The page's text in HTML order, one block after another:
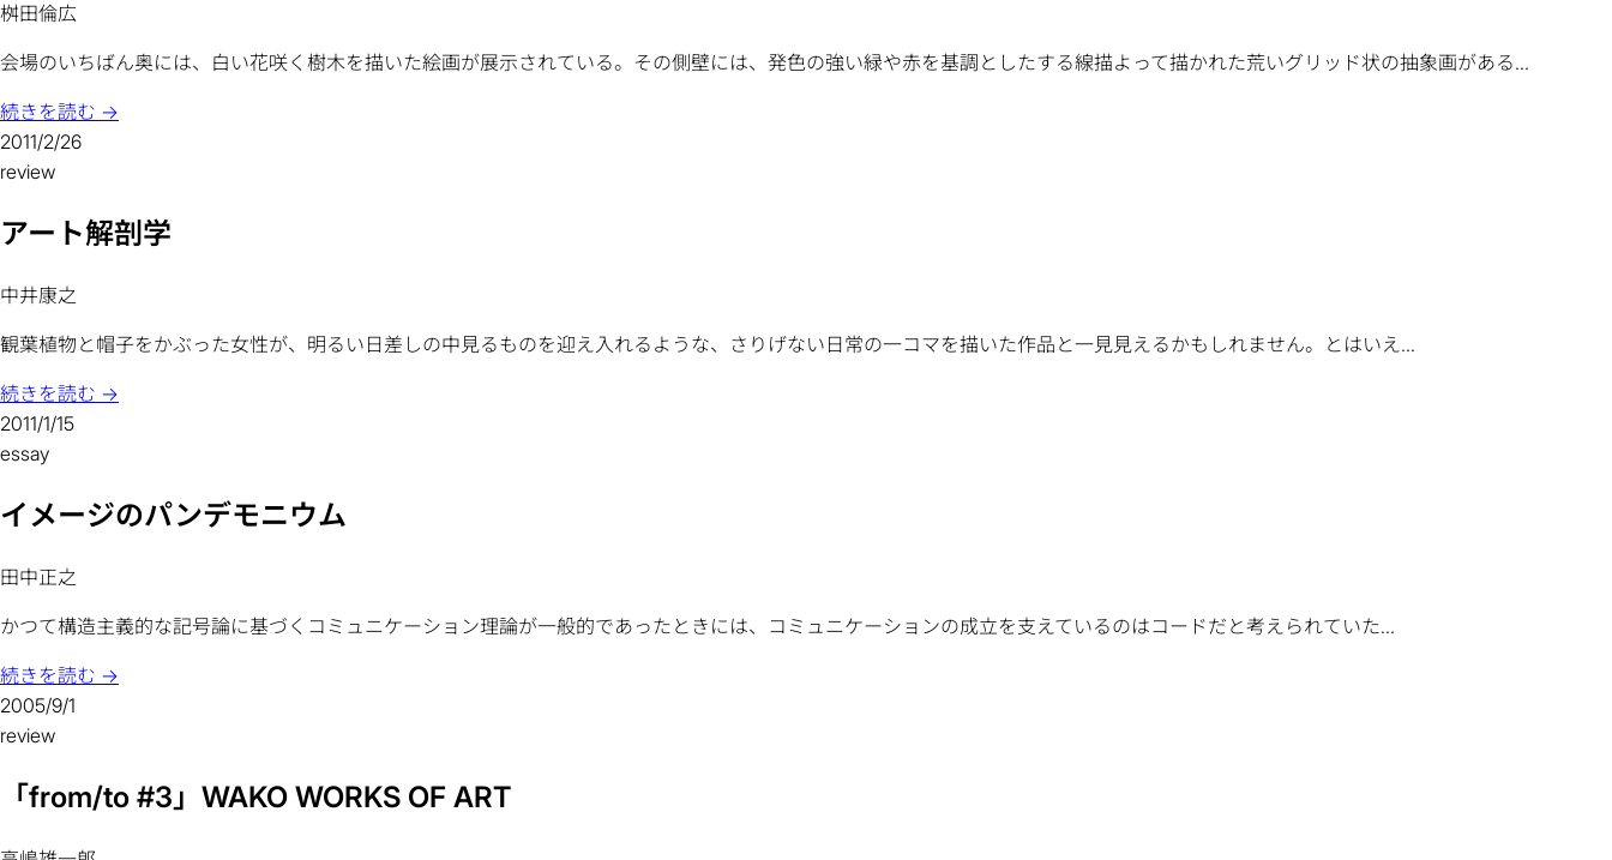
桝田倫広
会場のいちばん奥には、白い花咲く樹木を描いた絵画が展示されている。その側壁には、発色の強い緑や赤を基調としたする線描よって描かれた荒いグリッド状の抽象画がある...
続きを読む →
2011/2/26
review
アート解剖学
中井康之
観葉植物と帽子をかぶった女性が、明るい日差しの中見るものを迎え入れるような、さりげない日常の一コマを描いた作品と一見見えるかもしれません。とはいえ...
続きを読む →
2011/1/15
essay
イメージのパンデモニウム
田中正之
かつて構造主義的な記号論に基づくコミュニケーション理論が一般的であったときには、コミュニケーションの成立を支えているのはコードだと考えられていた...
続きを読む →
2005/9/1
review
「from/to #3」WAKO WORKS OF ART